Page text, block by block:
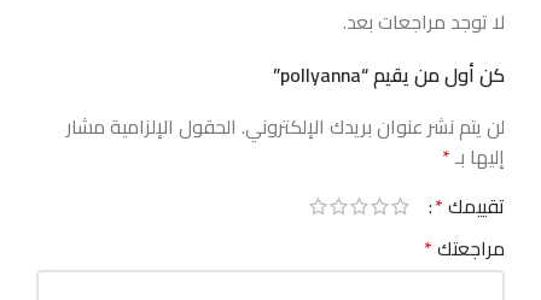
لا توجد مراجعات بعد.
كن أول من يقيم “pollyanna”
لن يتم نشر عنوان بريدك الإلكتروني. الحقول الإلزامية مشار
إليها بـ*
تقييمك*
مراجعتك*